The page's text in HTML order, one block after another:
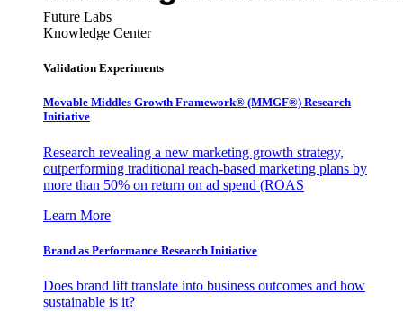
Future Labs
Knowledge Center
Validation Experiments
Movable Middles Growth Framework® (MMGF®) Research
Initiative
Research revealing a new marketing growth strategy,
outperforming traditional reach-based marketing plans by
more than 50% on return on ad spend (ROAS
Learn More
Brand as Performance Research Initiative
Does brand lift translate into business outcomes and how
sustainable is it?